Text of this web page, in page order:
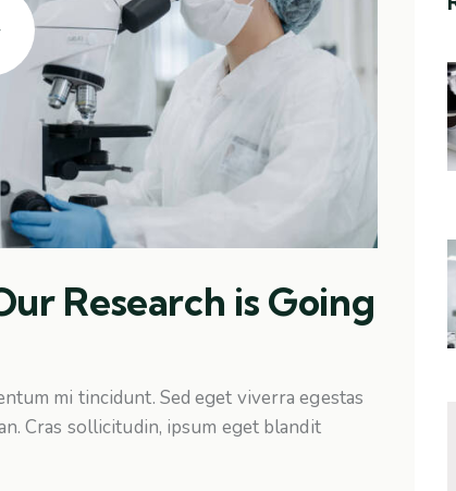
Research is Going
mi tincidunt. Sed eget viverra egestas
Cras sollicitudin, ipsum eget blandit